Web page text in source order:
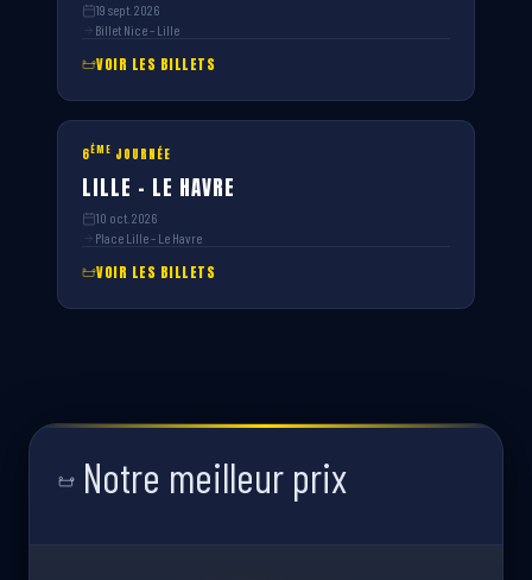
19 sept. 2026
Billet Nice – Lille
VOIR LES BILLETS
6ÈME JOURNÉE
LILLE – LE HAVRE
10 oct. 2026
Place Lille – Le Havre
VOIR LES BILLETS
Notre meilleur prix